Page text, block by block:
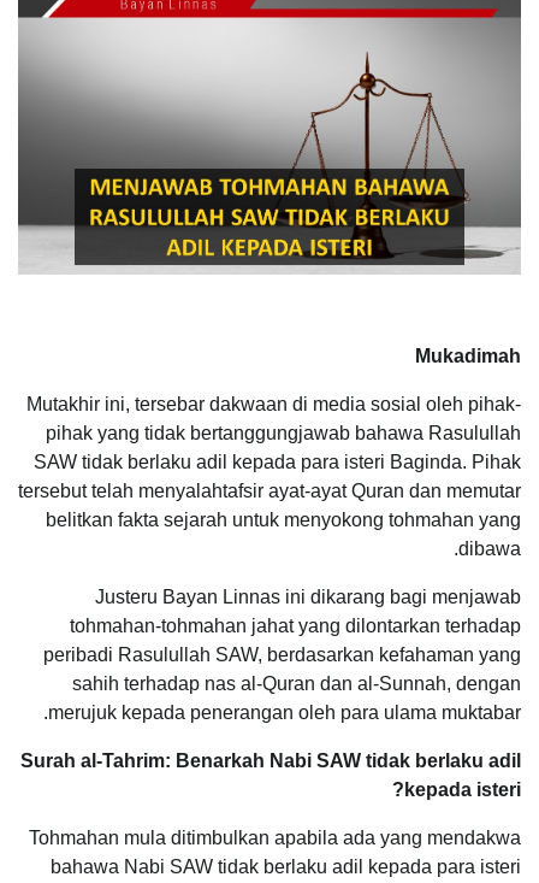
Mukadimah
Mutakhir ini, tersebar dakwaan di media sosial oleh pihak-
pihak yang tidak bertanggungjawab bahawa Rasulullah
SAW tidak berlaku adil kepada para isteri Baginda. Pihak
tersebut telah menyalahtafsir ayat-ayat Quran dan memutar
belitkan fakta sejarah untuk menyokong tohmahan yang
dibawa.
Justeru Bayan Linnas ini dikarang bagi menjawab
tohmahan-tohmahan jahat yang dilontarkan terhadap
peribadi Rasulullah SAW, berdasarkan kefahaman yang
sahih terhadap nas al-Quran dan al-Sunnah, dengan
merujuk kepada penerangan oleh para ulama muktabar.
Surah al-Tahrim: Benarkah Nabi SAW tidak berlaku adil
kepada isteri?
Tohmahan mula ditimbulkan apabila ada yang mendakwa
bahawa Nabi SAW tidak berlaku adil kepada para isteri